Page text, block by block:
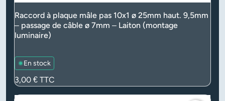
Raccord à plaque mâle pas 10x1 ø 25mm haut. 9,5mm
– passage de câble ø 7mm – Laiton (montage
luminaire)
En stock
Prix
3,00 € TTC